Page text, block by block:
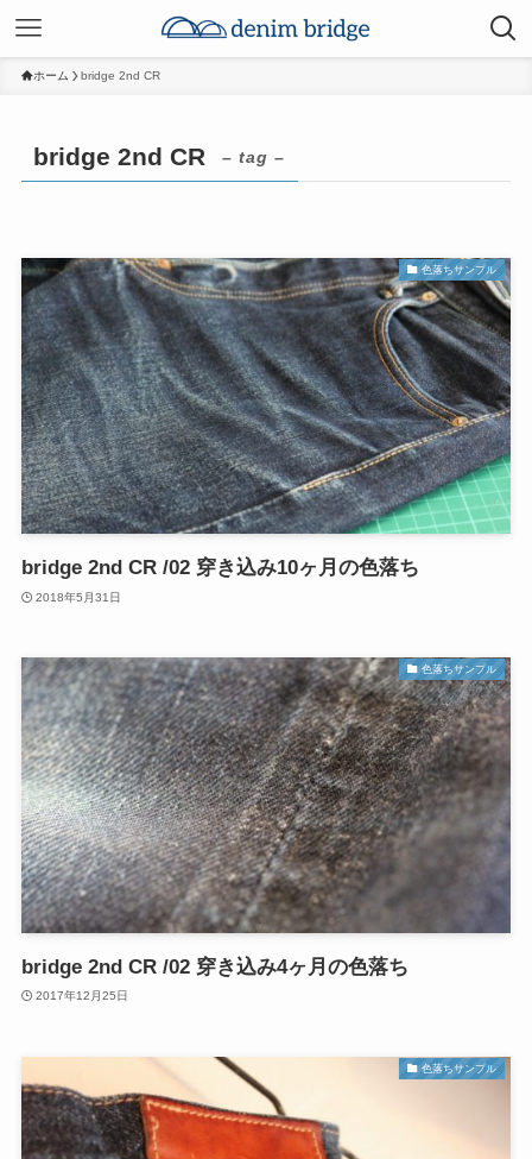
ホーム bridge 2nd CR
bridge 2nd CR – tag –
色落ちサンプル
bridge 2nd CR /02 穿き込み10ヶ月の色落ち
2018年5月31日
色落ちサンプル
bridge 2nd CR /02 穿き込み4ヶ月の色落ち
2017年12月25日
色落ちサンプル